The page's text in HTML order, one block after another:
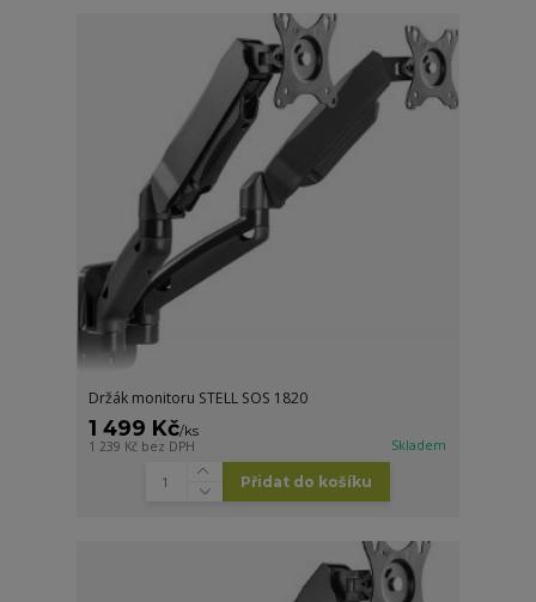
Držák monitoru STELL SOS 1820
1 499 Kč/ks
1 239 Kč bez DPH Skladem
Přidat do košíku